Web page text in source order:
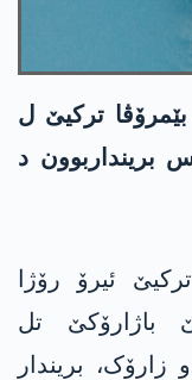
بێمرۆڤا ترکیێ ل
باژارێ تل رفعتێ، 7 كه‌س برینداربوون د
ئیرۆ رۆژا
ئێریشێ باژارۆكێ تل
دو زارۆک، بریندار